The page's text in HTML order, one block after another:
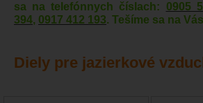
sa na telefónnych číslach: 0905
394, 0917 412 193. Tešíme sa na
Diely pre jazierkové